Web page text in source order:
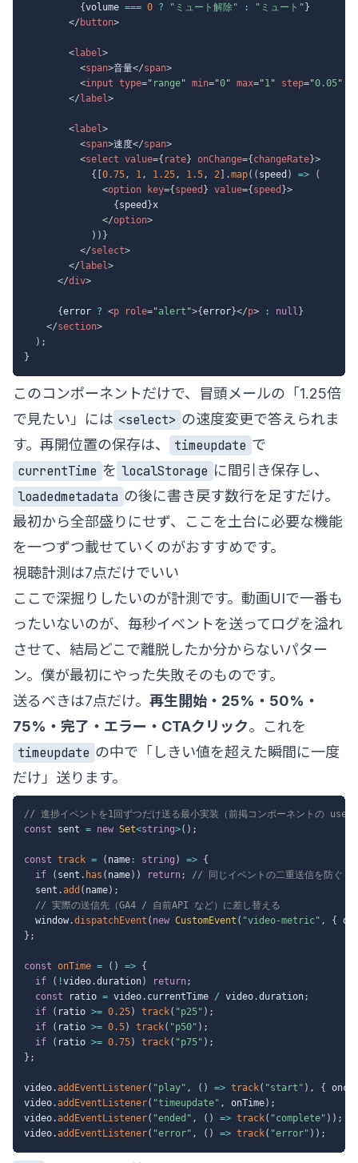
{volume === 0 ? "ミュート解除" : "ミュート" }
</ button>
<label>
<span>音量</span>
<input type=" range" min="0" max="1" step="0.05"
</ label>
<label>
<span>速度</span>
<select value={ rate} onChange={ changeRate}>
{
0.75, 1, 1.25, 1.5, 2 .map( ( speed ) =>
(
<option key={ speed } value={ speed }>
{ speed }x
</option>
) ) }
</select>
</ label>
</div>
{error ? <p role="alert ">{error}</p> : null }
</section>
) ;
}
このコンポーネントだけで、冒頭メールの「1.25倍
で見たい」には <select> の速度変更で答えられま
す。再開位置の保存は、
timeupdate で
currentTime を localStorage に間引き保存し、
loadedmetadata の後に書き戻す数行を足すだけ。
最初から全部盛りにせず、ここを土台に必要な機能
を一つずつ載せていくのがおすすめです。
視聴計測は7点だけでいい
ここで深掘りしたいのが計測です。動画UIで一番も
ったいないのが、毎秒イベントを送ってログを溢れ
させて、結局どこで離脱したか分からないパター
ン。僕が最初にやった失敗そのものです。
送るべきは7点だけ。 再生開始・25%・50%・
75%・完了・エラー・CTAクリック。これを
timeupdate の中で「しきい値を超えた瞬間に一度
だけ」送ります。
// 進捗イベントを1回ずつだけ送る最小実装（前掲コンポーネントの
const sent = new Set<string>( ) ;
const track = ( name : string ) => {
if
( sent . has ( name) ) return;
// 同じイベントの二重送信を防ぐ
  sent
.add ( name) ;
// 実際の送信先（GA4 / 自前API など）に差し替える
  window
.dispatchEvent ( new CustomEvent ( "video-metric" , {
} ;
const onTime = ( ) => {
if
( !video.duration) return;
const ratio = video. currentTime / video.duration;
if
( ratio >= 0.25) track( "p25" ) ;
if
( ratio >= 0.5) track( "p50" ) ;
if
( ratio >= 0.75) track( "p75" ) ;
} ;
video.addEventListener( "play" , ( ) => track( "start" ) , { once
video.addEventListener( "timeupdate" , onTime) ;
video.addEventListener( "ended" , ( ) => track( "complete" ) ) ;
video.addEventListener( "error" , ( ) => track( "error" ) ) ;